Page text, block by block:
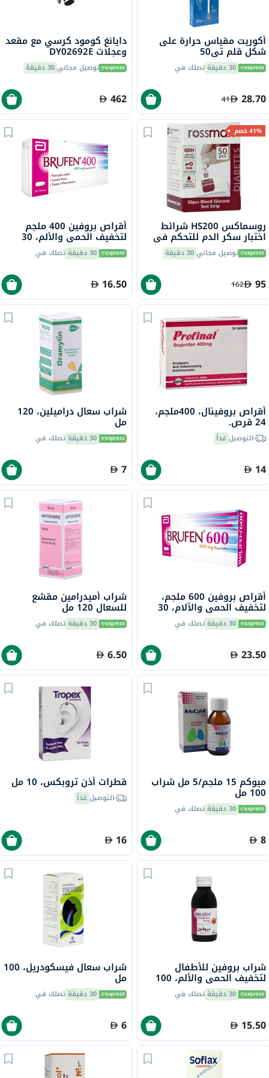
أكوريت مقياس حرارة على
شكل قلم تي50
30 دقيقة تصلك في
28.70
41
دايانغ كومود كرسي مع مقعد
وعجلات DY02692E
توصيل مجاني30 دقيقة
462
41% خصم
روسماكس HS200 شرائط
اختبار سكر الدم للتحكم في
مرض السكري حزمة من 50
توصيل مجاني30 دقيقة
95
162
أقراص بروفين 400 ملجم
لتخفيف الحمى والألم، 30
حفاضة30 دقيقة تصلك في
16.50
أقراص بروفينال، 400ملجم،
24 قرص.
التوصيلغداً
14
شراب سعال دراميلين، 120
مل
30 دقيقة تصلك في
7
أقراص بروفين 600 ملجم،
لتخفيف الحمى والآلام، 30
قرص 30 دقيقة تصلك في
23.50
شراب أميدرامين مقشع
للسعال 120 مل
30 دقيقة تصلك في
6.50
ميوكم 15 ملجم/5 مل شراب
100 مل
30 دقيقة تصلك في
8
قطرات أذن تروبكس، 10 مل
التوصيلغداً
16
شراب بروفين للأطفال
لتخفيف الحمى والألم، 100
مل 30 دقيقة تصلك في
15.50
شراب سعال فيسكودريل، 100
مل
30 دقيقة تصلك في
6